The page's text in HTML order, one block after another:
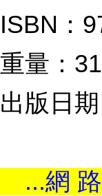
ISBN：
重量：
出版日
...網